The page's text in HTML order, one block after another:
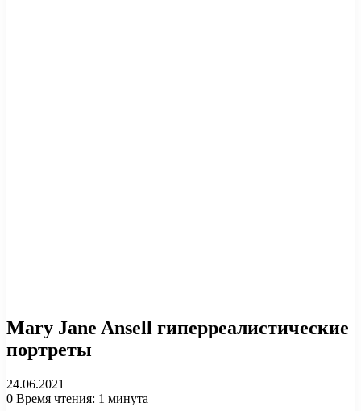
Mary Jane Ansell гиперреалистические
портреты
24.06.2021
0 Время чтения: 1 минута